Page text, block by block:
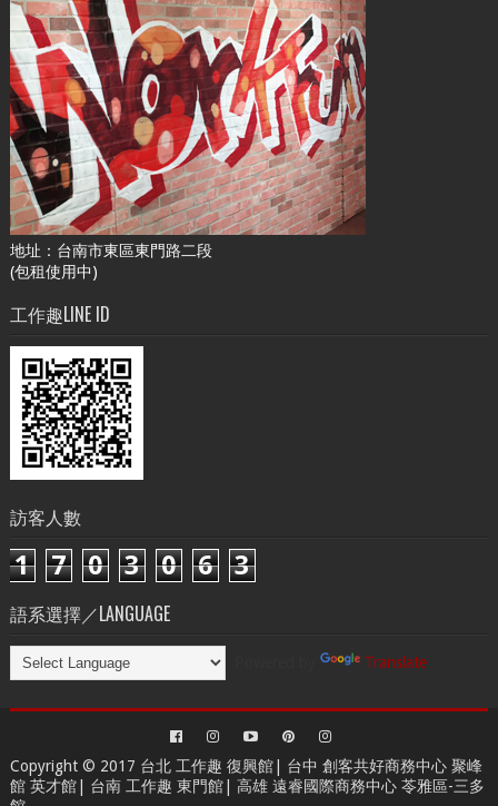
地址：台南市東區東門路二段
(包租使用中)
工作趣LINE ID
訪客人數
1 7 0 3 0 6 3
語系選擇／LANGUAGE
Translate
Copyright © 2017 台北 工作趣 復興館| 台中 創客共好商務中心聚峰
館 英才館| 台南 工作趣 東門館| 高雄 遠睿國際商務中心苓雅區-三多